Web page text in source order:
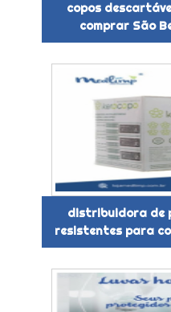
copos
comprar São
distribuidora de
resistentes para